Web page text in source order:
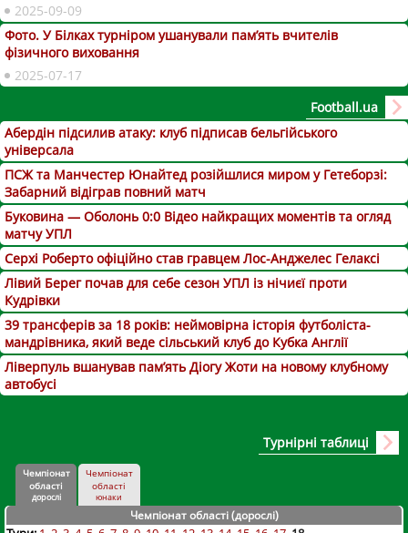
2025-09-09
Фото. У Білках турніром ушанували пам’ять вчителів
фізичного виховання
2025-07-17
Football.ua
Абердін підсилив атаку: клуб підписав бельгійського
універсала
ПСЖ та Манчестер Юнайтед розійшлися миром у Гетеборзі:
Забарний відіграв повний матч
Буковина — Оболонь 0:0 Відео найкращих моментів та огляд
матчу УПЛ
Серхі Роберто офіційно став гравцем Лос-Анджелес Гелаксі
Лівий Берег почав для себе сезон УПЛ із нічиєї проти
Кудрівки
39 трансферів за 18 років: неймовірна історія футболіста-
мандрівника, який веде сільський клуб до Кубка Англії
Ліверпуль вшанував пам’ять Діогу Жоти на новому клубному
автобусі
Турнірні таблиці
Чемпіонат
області
дорослі
Чемпіонат
області
юнаки
Чемпіонат області (дорослі)